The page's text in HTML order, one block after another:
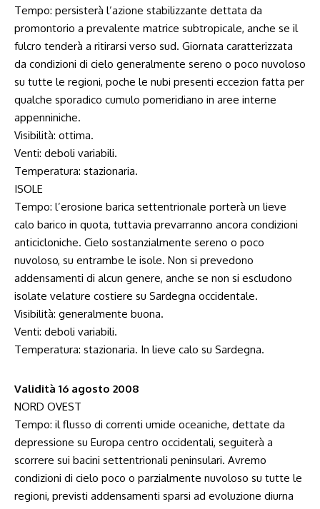
Tempo: persisterà l’azione stabilizzante dettata da
promontorio a prevalente matrice subtropicale, anche se il
fulcro tenderà a ritirarsi verso sud. Giornata caratterizzata
da condizioni di cielo generalmente sereno o poco nuvoloso
su tutte le regioni, poche le nubi presenti eccezion fatta per
qualche sporadico cumulo pomeridiano in aree interne
appenniniche.
Visibilità: ottima.
Venti: deboli variabili.
Temperatura: stazionaria.
ISOLE
Tempo: l’erosione barica settentrionale porterà un lieve
calo barico in quota, tuttavia prevarranno ancora condizioni
anticicloniche. Cielo sostanzialmente sereno o poco
nuvoloso, su entrambe le isole. Non si prevedono
addensamenti di alcun genere, anche se non si escludono
isolate velature costiere su Sardegna occidentale.
Visibilità: generalmente buona.
Venti: deboli variabili.
Temperatura: stazionaria. In lieve calo su Sardegna.
Validità 16 agosto 2008
NORD OVEST
Tempo: il flusso di correnti umide oceaniche, dettate da
depressione su Europa centro occidentali, seguiterà a
scorrere sui bacini settentrionali peninsulari. Avremo
condizioni di cielo poco o parzialmente nuvoloso su tutte le
regioni, previsti addensamenti sparsi ad evoluzione diurna